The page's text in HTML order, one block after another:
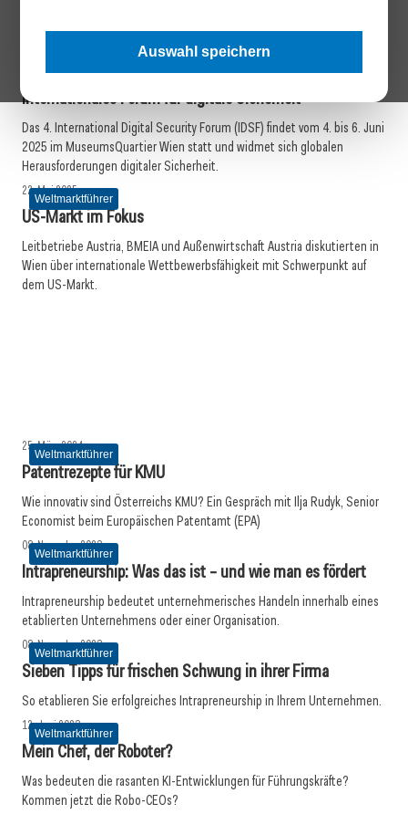
Auswahl speichern
Dreißig Jahre nach dem EU-Beitritt verzeichnet Wien mehr Exporte,
mehr Betriebe und mehr Beschäftigung in der Logistik.
22. Mai 2025
Internationales Forum für digitale Sicherheit
Das 4. International Digital Security Forum (IDSF) findet vom 4. bis 6. Juni
2025 im MuseumsQuartier Wien statt und widmet sich globalen
Herausforderungen digitaler Sicherheit.
Weltmarktführer
22. Mai 2025
US-Markt im Fokus
Leitbetriebe Austria, BMEIA und Außenwirtschaft Austria diskutierten in
Wien über internationale Wettbewerbsfähigkeit mit Schwerpunkt auf
dem US-Markt.
Weltmarktführer
25. März 2024
Patentrezepte für KMU
Wie innovativ sind Österreichs KMU? Ein Gespräch mit Ilja Rudyk, Senior
Economist beim Europäischen Patentamt (EPA)
Weltmarktführer
08. November 2023
Intrapreneurship: Was das ist – und wie man es fördert
Intrapreneurship bedeutet unternehmerisches Handeln innerhalb eines
etablierten Unternehmens oder einer Organisation.
Weltmarktführer
08. November 2023
Sieben Tipps für frischen Schwung in ihrer Firma
So etablieren Sie erfolgreiches Intrapreneurship in Ihrem Unternehmen.
Weltmarktführer
12. Juni 2023
Mein Chef, der Roboter?
Was bedeuten die rasanten KI-Entwicklungen für Führungskräfte?
Kommen jetzt die Robo-CEOs?